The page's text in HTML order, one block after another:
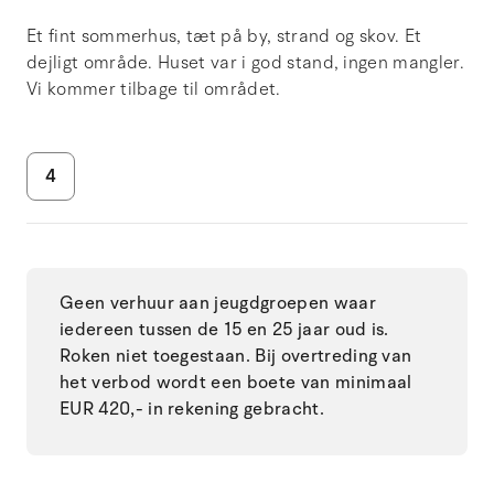
Et fint sommerhus, tæt på by, strand og skov. Et
dejligt område. Huset var i god stand, ingen mangler.
Vi kommer tilbage til området.
4
Geen verhuur aan jeugdgroepen waar
iedereen tussen de 15 en 25 jaar oud is.
Roken niet toegestaan. Bij overtreding van
het verbod wordt een boete van minimaal
EUR 420,- in rekening gebracht.